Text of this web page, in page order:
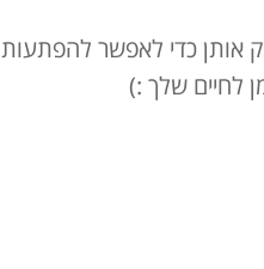
אותן כדי לאפשר להפתעות
לחיים שלך :)